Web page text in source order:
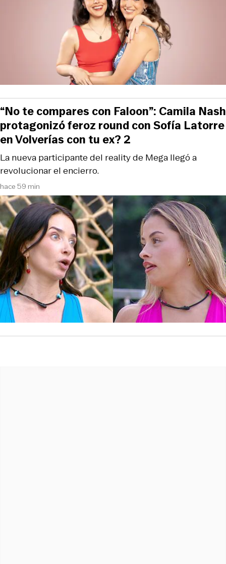
hace 59 min
La nueva participante del reality de Mega llegó a
revolucionar el encierro.
“No te compares con Faloon”: Camila Nash
protagonizó feroz round con Sofía Latorre
en Volverías con tu ex? 2